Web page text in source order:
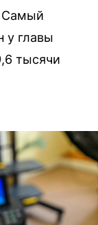
Самый
у главы
тысячи